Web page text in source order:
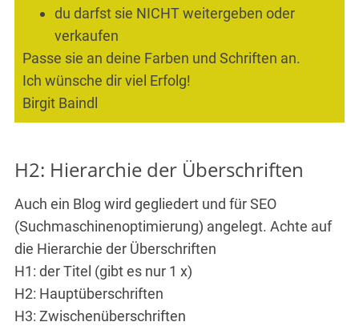
du darfst sie NICHT weitergeben oder
verkaufen
Passe sie an deine Farben und Schriften an.
Ich wünsche dir viel Erfolg!
Birgit Baindl
H2: Hierarchie der Überschriften
Auch ein Blog wird gegliedert und für SEO
(Suchmaschinenoptimierung) angelegt. Achte auf
die Hierarchie der Überschriften
H1: der Titel (gibt es nur 1 x)
H2: Hauptüberschriften
H3: Zwischenüberschriften